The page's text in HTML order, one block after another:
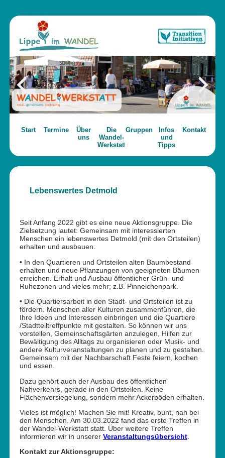
Start Termine
Über
uns
Die
Wandel-
Werkstatt
Gruppen
Infos
und
Tipps
Kontakt
Lebenswertes Detmold
Seit Anfang 2022 gibt es eine neue Aktionsgruppe. Die
Zielsetzung lautet: Gemeinsam mit interessierten
Menschen ein lebenswertes Detmold (mit den Ortsteilen)
erhalten und ausbauen.
• In den Quartieren und Ortsteilen alten Baumbestand
erhalten und neue Pflanzungen von geeigneten Bäumen
erreichen. Erhalt und Ausbau öffentlicher Grün- und
Ruhezonen und vieles mehr; z.B. Pinneichenpark.
• Die Quartiersarbeit in den Stadt- und Ortsteilen ist zu
fördern. Menschen aller Kulturen zusammenführen, die
Ihre Ideen und Interessen einbringen und die Quartiere
/Stadtteiltreffpunkte mit gestalten. So können wir uns
vorstellen, Gemeinschaftsgärten anzulegen, Hilfen zur
Bewältigung des Alltags zu organisieren oder Musik- und
andere Kulturveranstaltungen zu planen und zu gestalten.
Gemeinsam mit der Nachbarschaft Feste feiern, kochen
und essen.
Dazu gehört auch der Ausbau des öffentlichen
Nahverkehrs, gerade in den Ortsteilen. Keine
Flächenversiegelung, sondern mehr Ackerböden erhalten.
Vieles ist möglich! Machen Sie mit! Kreativ, bunt, nah bei
den Menschen. Am 30.03.2022 fand das erste Treffen in
der Wandel-Werkstatt statt. Über weitere Treffen
informieren wir in unserer Veranstaltungsübersicht
Kontakt zur Aktionsgruppe: